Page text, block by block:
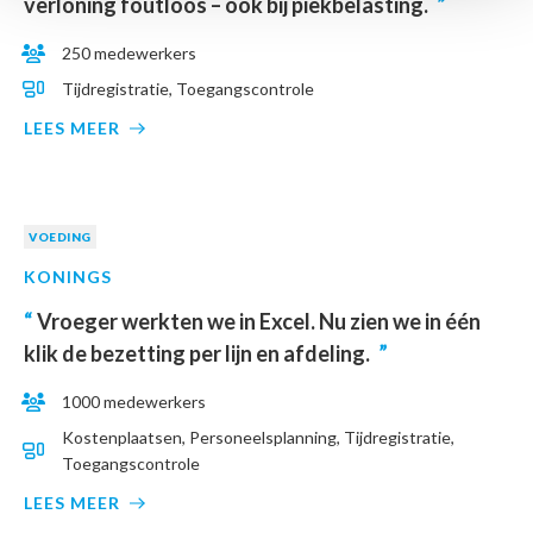
250 medewerkers
Tijdregistratie, Toegangscontrole
LEES MEER
VOEDING
KONINGS
“Vroeger werkten we in Excel. Nu zien we in één
klik de bezetting per lijn en afdeling. ”
1000 medewerkers
Kostenplaatsen, Personeelsplanning, Tijdregistratie,
Toegangscontrole
LEES MEER